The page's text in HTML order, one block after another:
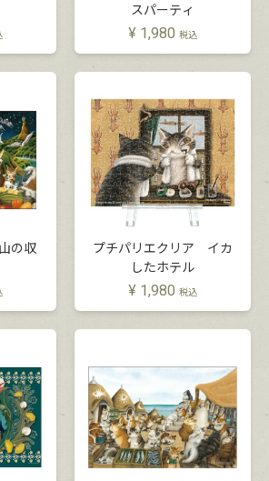
スパーティ
¥ 1,980 税込
の収
プチパリエクリア イカ
したホテル
¥ 1,980 税込